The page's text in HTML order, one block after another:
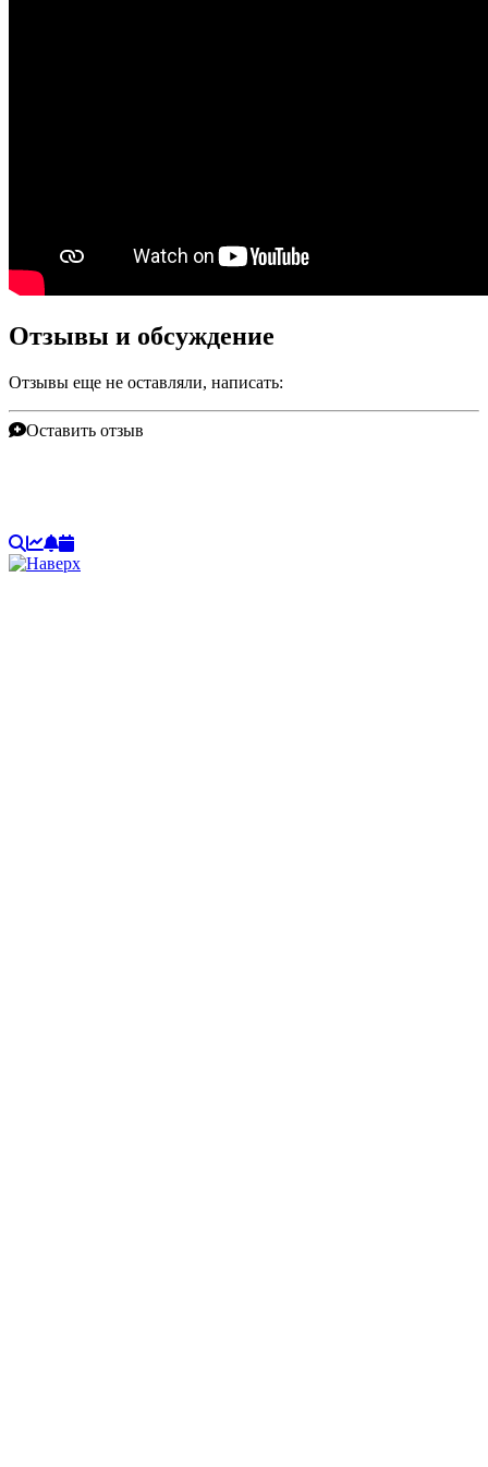
Отзывы и обсуждение
Отзывы еще не оставляли, написать:
Оставить отзыв